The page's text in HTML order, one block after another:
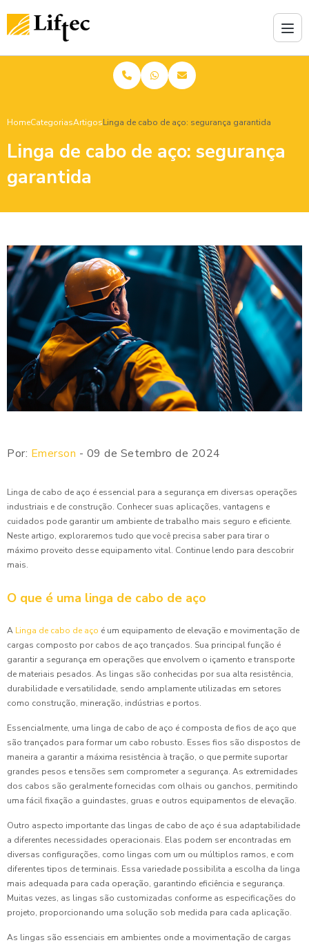
HomeCategoriasArtigosLinga de cabo de aço: segurança garantida
Linga de cabo de aço: segurança
garantida
Por: Emerson - 09 de Setembro de 2024
Linga de cabo de aço é essencial para a segurança em diversas operações
industriais e de construção. Conhecer suas aplicações, vantagens e
cuidados pode garantir um ambiente de trabalho mais seguro e eficiente.
Neste artigo, exploraremos tudo que você precisa saber para tirar o
máximo proveito desse equipamento vital. Continue lendo para descobrir
mais.
O que é uma linga de cabo de aço
A Linga de cabo de aço é um equipamento de elevação e movimentação de
cargas composto por cabos de aço trançados. Sua principal função é
garantir a segurança em operações que envolvem o içamento e transporte
de materiais pesados. As lingas são conhecidas por sua alta resistência,
durabilidade e versatilidade, sendo amplamente utilizadas em setores
como construção, mineração, indústrias e portos.
Essencialmente, uma linga de cabo de aço é composta de fios de aço que
são trançados para formar um cabo robusto. Esses fios são dispostos de
maneira a garantir a máxima resistência à tração, o que permite suportar
grandes pesos e tensões sem comprometer a segurança. As extremidades
dos cabos são geralmente fornecidas com olhais ou ganchos, permitindo
uma fácil fixação a guindastes, gruas e outros equipamentos de elevação.
Outro aspecto importante das lingas de cabo de aço é sua adaptabilidade
a diferentes necessidades operacionais. Elas podem ser encontradas em
diversas configurações, como lingas com um ou múltiplos ramos, e com
diferentes tipos de terminais. Essa variedade possibilita a escolha da linga
mais adequada para cada operação, garantindo eficiência e segurança.
Muitas vezes, as lingas são customizadas conforme as especificações do
projeto, proporcionando uma solução sob medida para cada aplicação.
As lingas são essenciais em ambientes onde a movimentação de cargas